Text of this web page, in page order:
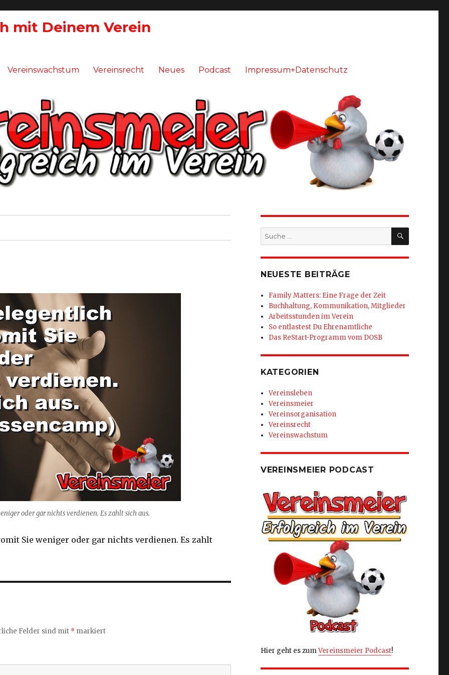
mit Deinem Verein
Vereinswachstum Vereinsrecht Neues Podcast Impressum+Datenschutz
oder gar nichts verdienen. Es zahlt sich aus.
Sie weniger oder gar nichts verdienen. Es zahlt
Felder sind mit * markiert
Suche
nach:
SUCHEN
NEUESTE BEITRÄGE
Family Matters: Eine Frage der Zeit
Buchhaltung, Kommunikation, Mitglieder
Arbeitsstunden im Verein
So entlastest Du Ehrenamtliche
Das ReStart-Programm vom DOSB
KATEGORIEN
Vereinsleben
Vereinsmeier
Vereinsorganisation
Vereinsrecht
Vereinswachstum
VEREINSMEIER PODCAST
Hier geht es zumVereinsmeier Podcast!